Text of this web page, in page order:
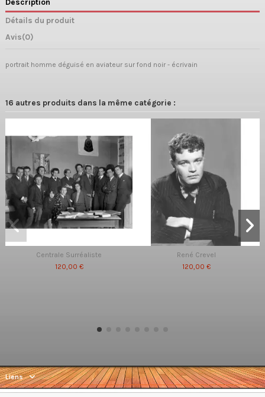
Description
Détails du produit
Avis(0)
portrait homme déguisé en aviateur sur fond noir - écrivain
16 autres produits dans la même catégorie :
Centrale Surréaliste
120,00 €
René Crevel
120,00 €
Liens